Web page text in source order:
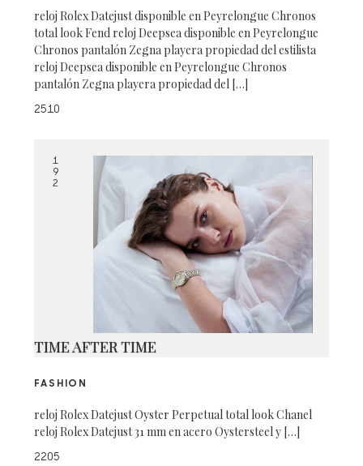
reloj Rolex Datejust disponible en Peyrelongue Chronos
total look Fend reloj Deepsea disponible en Peyrelongue
Chronos pantalón Zegna playera propiedad del estilista
reloj Deepsea disponible en Peyrelongue Chronos
pantalón Zegna playera propiedad del […]
2510
1
9
2
TIME AFTER TIME
FASHION
reloj Rolex Datejust Oyster Perpetual total look Chanel
reloj Rolex Datejust 31 mm en acero Oystersteel y […]
2205